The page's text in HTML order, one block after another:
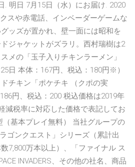
. 明日 7月15日（水）にお届け. 2020
スや赤電話、インベーダーゲームな
ッズが置かれ、壁一面には昭和を
ジャケットがズラリ。西村瑞樹は2
メの「玉子入りチキンラーメン」
日 本体：167円、税込：180円※）
チキン「ポケチキ （クポの実
円、税込：200 税込価格は2019年
減税率に対応した価格で表記してお
（基本プレイ無料） 当社グループの
ゴンクエスト」シリーズ（累計出
7,800万本以上）、「ファイナル ス
INVADERS、その他の社名、商品